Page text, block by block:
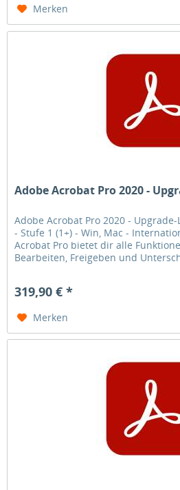
Merken
Adobe Acrobat Pro 2020 -
Adobe Acrobat Pro 2020 -
- Stufe 1 (1+) - Win, Mac -
Acrobat Pro bietet dir alle
Bearbeiten, Freigeben und
319,90 € *
Merken